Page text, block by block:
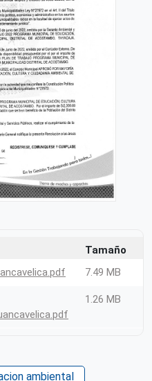
Tamaño
7.49 MB
1.26 MB
ambiental